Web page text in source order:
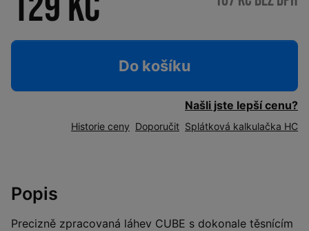
Do košíku
Našli jste lepší cenu?
Historie ceny Doporučit Splátková kalkulačka HC
Popis
Precizně zpracovaná láhev CUBE s dokonale těsnícím